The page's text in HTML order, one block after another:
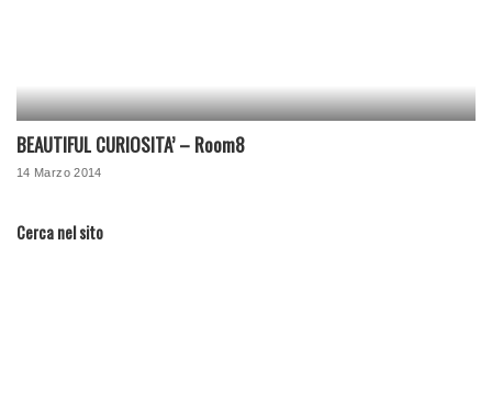
BEAUTIFUL CURIOSITA’ – Room8
14 Marzo 2014
Cerca nel sito